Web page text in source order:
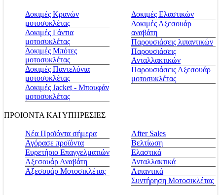
Δοκιμές Κρανών
μοτοσυκλέτας
Δοκιμές Γάντια
μοτοσυκλέτας
Δοκιμές Μπότες
μοτοσυκλέτας
Δοκιμές Παντελόνια
μοτοσυκλέτας
Δοκιμές Jacket - Μπουφάν
μοτοσυκλέτας
Δοκιμές Ελαστικών
Δοκιμές Αξεσουάρ
αναβάτη
Παρουσιάσεις λιπαντικών
Παρουσιάσεις
Ανταλλακτικών
Παρουσιάσεις Αξεσουάρ
μοτοσυκλέτας
ΠΡΟΙΟΝΤΑ ΚΑΙ ΥΠΗΡΕΣΙΕΣ
Νέα Προϊόντα σήμερα
Αγόρασε προϊόντα
Ευρετήριο Επαγγελματιών
Αξεσουάρ Αναβάτη
Αξεσουάρ Μοτοσικλέτας
Αfter Sales
Βελτίωση
Ελαστικά
Ανταλλακτικά
Λιπαντικά
Συντήρηση Μοτοσικλέτας